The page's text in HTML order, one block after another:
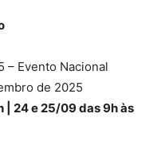
– Evento Nacional
de 2025
| 24 e 25/09 das 9h às